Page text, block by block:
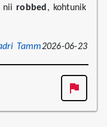
niirobbed , kohtunik
Tamm2026-06-23